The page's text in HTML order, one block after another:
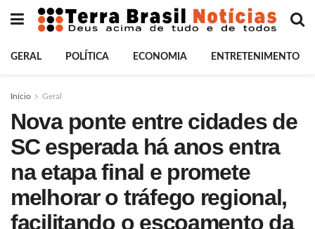
GERAL POLÍTICA ECONOMIA ENTRETENIMENTO
Início Geral
Nova ponte entre cidades de
SC esperada há anos entra
na etapa final e promete
melhorar o tráfego regional,
facilitando o escoamento da